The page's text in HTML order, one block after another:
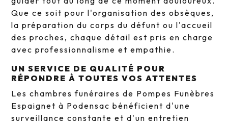
Que ce soit pour l'organisation des obsèques,
la préparation du corps du défunt ou l'accueil
des proches, chaque détail est pris en charge
avec professionnalisme et empathie.
UN SERVICE DE QUALITÉ POUR
RÉPONDRE À TOUTES VOS ATTENTES
Les chambres funéraires de Pompes Funèbres
Espaignet à Podensac bénéficient d'une
surveillance constante et d'un entretien